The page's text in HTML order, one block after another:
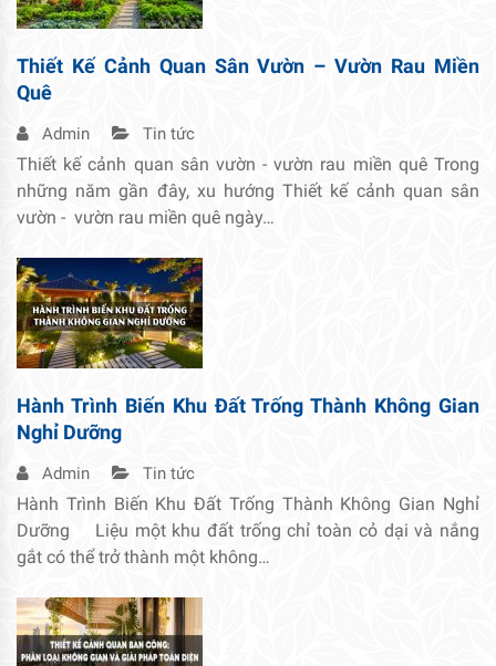
Thiết Kế Cảnh Quan Sân Vườn – Vườn Rau Miền
Quê
Admin Tin tức
Thiết kế cảnh quan sân vườn - vườn rau miền quê Trong
những năm gần đây, xu hướng Thiết kế cảnh quan sân
vườn - vườn rau miền quê ngày…
Hành Trình Biến Khu Đất Trống Thành Không Gian
Nghỉ Dưỡng
Admin Tin tức
Hành Trình Biến Khu Đất Trống Thành Không Gian Nghỉ
Dưỡng Liệu một khu đất trống chỉ toàn cỏ dại và nắng
gắt có thể trở thành một không…